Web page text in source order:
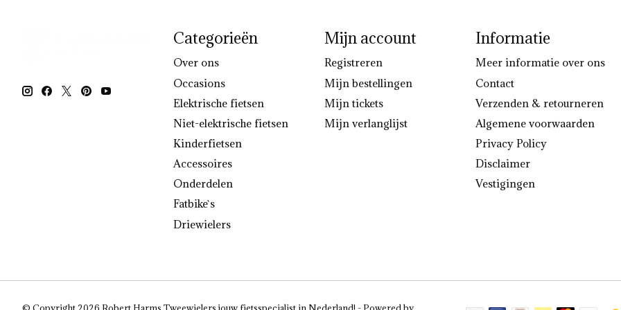
Categorieën
Over ons
Occasions
Elektrische fietsen
Niet-elektrische fietsen
Kinderfietsen
Accessoires
Onderdelen
Fatbike`s
Driewielers
Mijn account
Registreren
Mijn bestellingen
Mijn tickets
Mijn verlanglijst
Informatie
Meer informatie over ons
Contact
Verzenden & retourneren
Algemene voorwaarden
Privacy Policy
Disclaimer
Vestigingen